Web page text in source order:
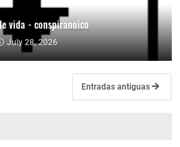
vida - conspiranoico
July 28, 2026
Entradas antiguas